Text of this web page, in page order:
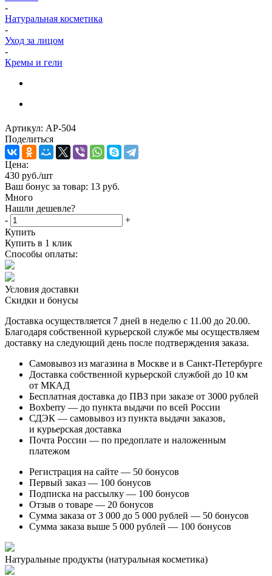
-
Натуральная косметика
-
Уход за лицом
-
Кремы и гели
Артикул: AP-504
Поделиться
Цена:
430 руб./шт
Ваш бонус за товар: 13 руб.
Много
Нашли дешевле?
-
+
Купить
Купить в 1 клик
Способы оплаты:
Условия доставки
Скидки и бонусы
Доставка осуществляется 7 дней в неделю с 11.00 до 20.00.
Благодаря собственной курьерской службе мы осуществляем
доставку на следующий день после подтверждения заказа.
Самовывоз из магазина в Москве и в Санкт-Петербурге
Доставка собственной курьерской службой до 10 км
от МКАД
Бесплатная доставка до ПВЗ при заказе от 3000 рублей
Boxberry — до пункта выдачи по всей России
СДЭК — самовывоз из пункта выдачи заказов,
и курьерская доставка
Почта России — по предоплате и наложенным
платежом
Регистрация на сайте — 50 бонусов
Первый заказ — 100 бонусов
Подписка на рассылку — 100 бонусов
Отзыв о товаре — 20 бонусов
Сумма заказа от 3 000 до 5 000 рублей — 50 бонусов
Сумма заказа выше 5 000 рублей — 100 бонусов
Натуральные продукты (натуральная косметика)